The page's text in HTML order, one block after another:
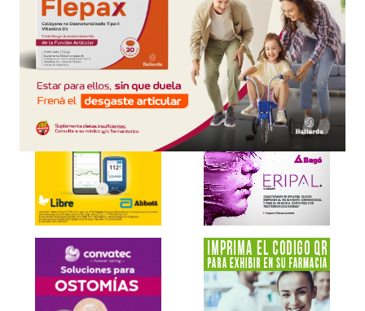
Otros productos con
glicerina+asoc.
Otros productos de
PharmaDorf